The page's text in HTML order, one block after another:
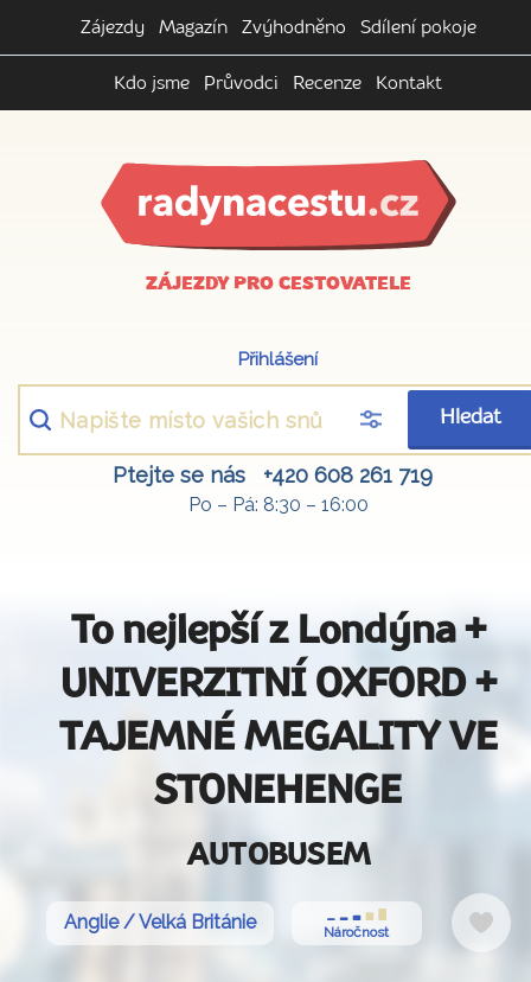
Zájezdy Magazín Zvýhodněno Sdílení pokoje
Kdo jsme Průvodci Recenze Kontakt
ZÁJEZDY PRO CESTOVATELE
Přihlášení
Hledat
Ptejte se nás +420 608 261 719
Po – Pá: 8:30 – 16:00
To nejlepší z Londýna +
UNIVERZITNÍ OXFORD +
TAJEMNÉ MEGALITY VE
STONEHENGE
AUTOBUSEM
Anglie / Velká Británie Náročnost
Do